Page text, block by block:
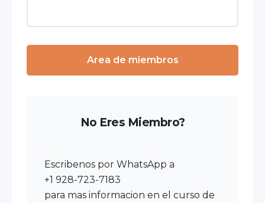
Area de miembros
No Eres Miembro?
Escribenos por WhatsApp a
+1 928-723-7183
para mas informacion en el curso de